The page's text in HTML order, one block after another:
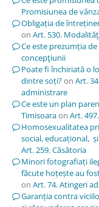
Promisiunea de
Obligația de
on Art. 530.
Ce este prezumția
concepţiunii
Poate fi închiriată o
dintre soți?on Art.
administrare
Ce este un plan
Timisoaraon Art.
Homosexualitatea
social, educațional, și
Art. 259. Căsătoria
Minori fotografiați
făcute hoțește au
on Art. 74. Atingeri
Garanția contra